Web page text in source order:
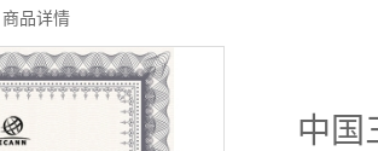
商品详情
中国